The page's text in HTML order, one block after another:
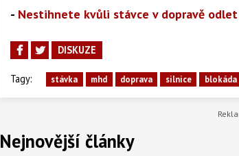
- Nestihnete kvůli stávce v dopravě
DISKUZE
Tagy: stávka mhd doprava silnice blokáda
Nejnovější články